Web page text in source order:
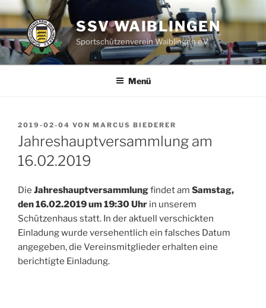
Zum
Inhalt
springen
SSV WAIBLINGEN
Sportschützenverein Waiblingen e.V.
Menü
VERÖFFENTLICHT
AM
2019-02-04 VON MARCUS BIEDERER
Jahreshauptversammlung am
16.02.2019
Die Jahreshauptversammlungfindet am Samstag,
den 16.02.2019 um 19:30 Uhr in unserem
Schützenhaus statt. In der aktuell verschickten
Einladung wurde versehentlich ein falsches Datum
angegeben, die Vereinsmitglieder erhalten eine
berichtigte Einladung.